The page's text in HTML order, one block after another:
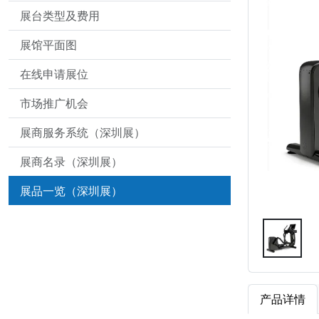
展台类型及费用
展馆平面图
在线申请展位
市场推广机会
展商服务系统（深圳展）
展商名录（深圳展）
展品一览（深圳展）
产品详情